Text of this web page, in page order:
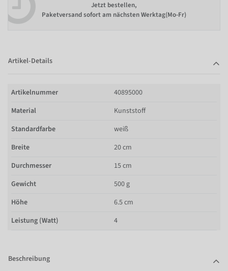
Jetzt bestellen,
Paketversand sofort am nächsten Werktag(Mo-Fr)
Artikel-Details
Artikelnummer
40895000
Material
Kunststoff
Standardfarbe
weiß
Breite
20 cm
Durchmesser
15 cm
Gewicht
500 g
Höhe
6.5 cm
Leistung (Watt)
4
Beschreibung